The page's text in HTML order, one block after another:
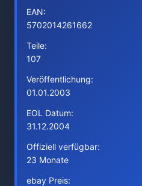
EAN:
5702014261662
Teile:
107
Veröffentlichung:
01.01.2003
EOL Datum:
31.12.2004
Offiziell verfügbar:
23 Monate
ebay Preis: